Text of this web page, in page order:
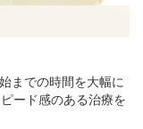
までの時間を大幅に
ード感のある治療を